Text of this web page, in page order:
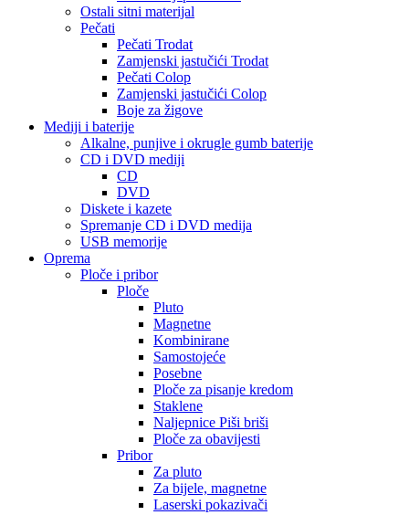
Ostali sitni materijal
Pečati
Pečati Trodat
Zamjenski jastučići Trodat
Pečati Colop
Zamjenski jastučići Colop
Boje za žigove
Mediji i baterije
Alkalne, punjive i okrugle gumb baterije
CD i DVD mediji
CD
DVD
Diskete i kazete
Spremanje CD i DVD medija
USB memorije
Oprema
Ploče i pribor
Ploče
Pluto
Magnetne
Kombinirane
Samostojeće
Posebne
Ploče za pisanje kredom
Staklene
Naljepnice Piši briši
Ploče za obavijesti
Pribor
Za pluto
Za bijele, magnetne
Laserski pokazivači